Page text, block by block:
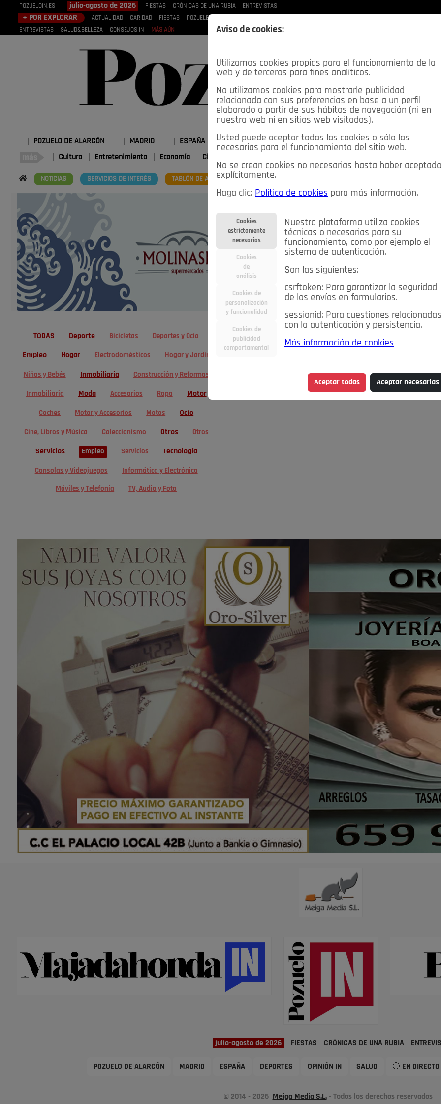
POZUELOIN.ES julio-agosto de 2026 FIESTAS CRÓNICAS DE UNA RUBIA ENTREVISTAS
+ POR EXPLORAR ACTUALIDAD CARIDAD FIESTAS POZUELEROS
ENTREVISTAS
SALUD&BELLEZA CONSEJOS IN MÁS AÚN
POZUELO DE ALARCÓN MADRID ESPAÑA DEPORTES OPINIÓN IN SALUD 🔴 EN DIRECTO
Cultura Entretenimiento Economía Ciencia&Tecnología
NOTICIAS SERVICIOS DE INTERÉS TABLÓN DE ANUNCIOS MIS ANUNCIOS
TODAS Deporte Bicicletas Deportes y Ocio
Empleo Hogar Electrodomésticos Hogar y Jardín
Niños y Bebés Inmobiliaria Construcción y Reformas
Inmobiliaria Moda Accesorios Ropa Motor
Coches Motor y Accesorios Motos Ocio
Cine, Libros y Música Coleccionismo Otros Otros
Servicios Empleo Servicios Tecnología
Consolas y Videojuegos Informática y Electrónica
Móviles y Telefonía TV, Audio y Foto
Aviso de cookies:
Utilizamos cookies propias para el funcionamiento de la
web y de terceros para fines analíticos.
No utilizamos cookies para mostrarle publicidad
relacionada con sus preferencias en base a un perfil
elaborado a partir de sus hábitos de navegación (ni en
nuestra web ni en sitios web visitados).
Usted puede aceptar todas las cookies o sólo las
necesarias para el funcionamiento del sitio web.
No se crean cookies no necesarias hasta haber aceptado
explícitamente.
Haga clic: Política de cookies para más información.
Cookies
estrictamente
necesarias
Cookies
de
análisis
Cookies de
personalización
y funcionalidad
Cookies de
publicidad
comportamental
Nuestra plataforma utiliza cookies
técnicas o necesarias para su
funcionamiento, como por ejemplo el
sistema de autenticación.
Son las siguientes:
csrftoken: Para garantizar la seguridad
de los envíos en formularios.
sessionid: Para cuestiones relacionadas
con la autenticación y persistencia.
Más información de cookies
Aceptar todas Aceptar necesarias
julio-agosto de 2026 FIESTAS CRÓNICAS DE UNA RUBIA
POZUELO DE ALARCÓN MADRID ESPAÑA DEPORTES OPINIÓN IN SALUD 🔴 EN DIRECTO
© 2014 - 2026 Meiga Media S.L.- Todos los derechos reservados